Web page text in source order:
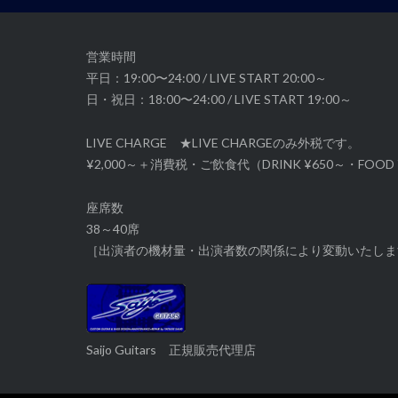
ョ
営業時間
平日：19:00〜24:00 / LIVE START 20:00～
日・祝日：18:00〜24:00 / LIVE START 19:00～
LIVE CHARGE ★LIVE CHARGEのみ外税です。
¥2,000～＋消費税・ご飲食代（DRINK ¥650～・FOOD
座席数
38～40席
［出演者の機材量・出演者数の関係により変動いたしま
Saijo Guitars 正規販売代理店